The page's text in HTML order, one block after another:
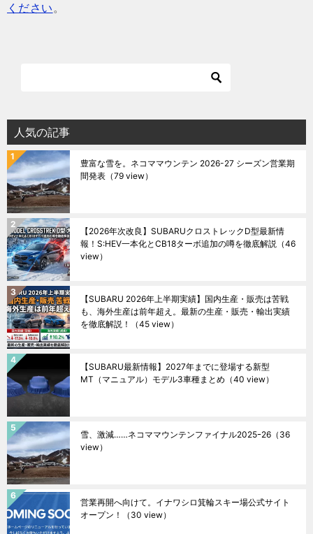
ください。
人気の記事
豊富な雪を。ネコママウンテン 2026-27 シーズン営業期
間発表 （79 view）
【2026年次改良】SUBARUクロストレックD型最新情
報！S:HEV一本化とCB18ターボ追加の噂を徹底解説 （46
view）
【SUBARU 2026年上半期実績】国内生産・販売は苦戦
も、海外生産は前年超え。最新の生産・販売・輸出実績
を徹底解説！
（45 view）
【SUBARU最新情報】2027年までに登場する新型
MT（マニュアル）モデル3車種まとめ （40 view）
雪、激減……ネコママウンテンファイナル2025ｰ26 （36
view）
営業再開へ向けて。イナワシロ箕輪スキー場公式サイト
オープン！
（30 view）